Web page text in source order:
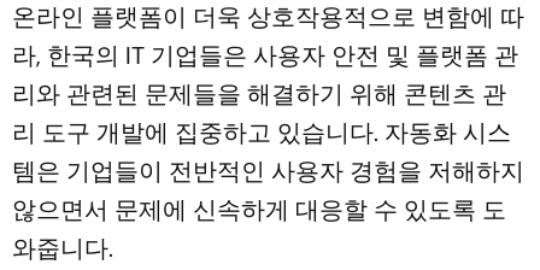
온라인 플랫폼이 더욱 상호작용적으로 변함에 따
라, 한국의 IT 기업들은 사용자 안전 및 플랫폼 관
리와 관련된 문제들을 해결하기 위해 콘텐츠 관
리 도구 개발에 집중하고 있습니다. 자동화 시스
템은 기업들이 전반적인 사용자 경험을 저해하지
않으면서 문제에 신속하게 대응할 수 있도록 도
와줍니다.